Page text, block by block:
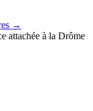
→